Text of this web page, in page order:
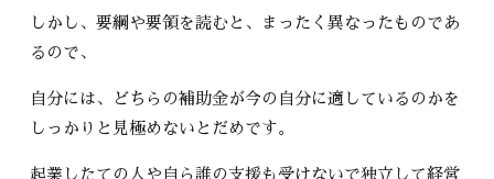
しかし、要綱や要領を読むと、まったく異なったものであ
るので、
自分には、どちらの補助金が今の自分に適しているのかを
しっかりと見極めないとだめです。
起業したての人や自ら誰の支援も受けないで独立して経営